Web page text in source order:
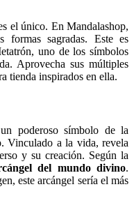
el único. En Mandalashop,
formas sagradas. Este es
uno de los símbolos
Aprovecha sus múltiples
tienda inspirados en ella.
poderoso símbolo de la
Vinculado a la vida, revela
y su creación. Según la
del mundo divino.
este arcángel sería el más